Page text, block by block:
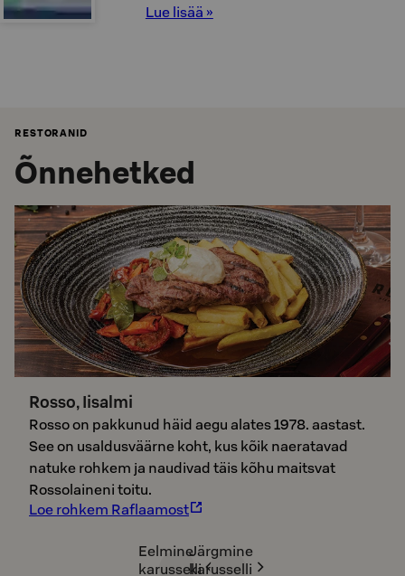
Lue lisää »
RESTORANID
Õnnehetked
Rosso, Iisalmi
Rosso on pakkunud häid aegu alates 1978. aastast.
See on usaldusväärne koht, kus kõik naeratavad
natuke rohkem ja naudivad täis kõhu maitsvat
Rossolaineni toitu.
Loe rohkem Raflaamost
Eelmine
karusselli
Järgmine
karusselli